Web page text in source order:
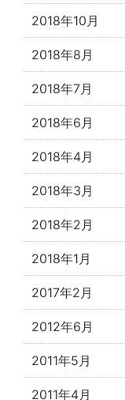
2018年10月
2018年8月
2018年7月
2018年6月
2018年4月
2018年3月
2018年2月
2018年1月
2017年2月
2012年6月
2011年5月
2011年4月